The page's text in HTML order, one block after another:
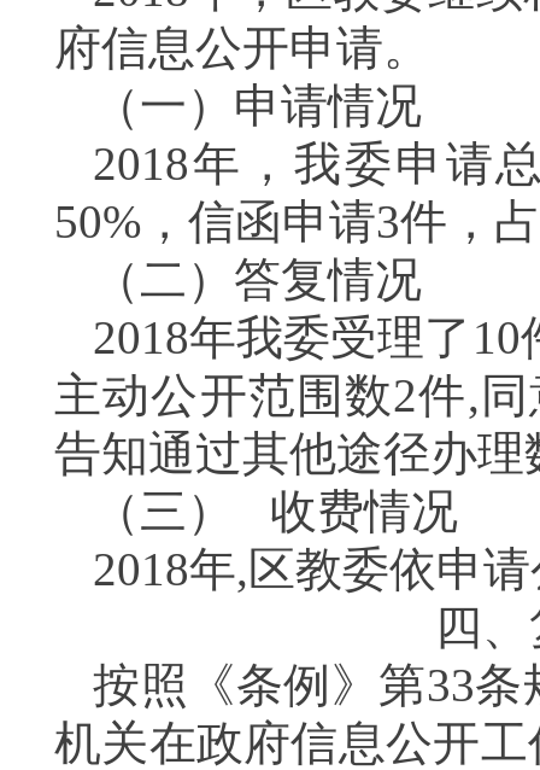
府信息公开申请。
（一）申请情况
2018年， 我委申请
50% ，信函申请3件，
（二）答复情况
2018年我委受理了 10
主动公开范围数2件,
告知通过其他途径办理
（三）
收费情况
2018年,区教委依申
四
按照《条例》第33条
机关在政府信息公开